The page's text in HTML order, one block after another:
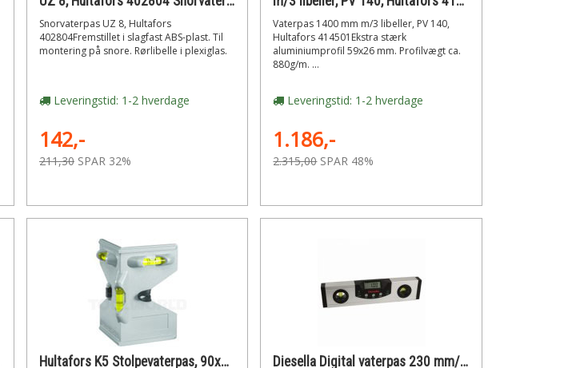
Snorvaterpas UZ 8, Hultafors
402804Fremstillet i slagfast ABS-plast. Til
montering på snore. Rørlibelle i plexiglas.
Leveringstid: 1-2 hverdage
142,-
211,30 SPAR 32%
Vaterpas 1400 mm m/3 libeller, PV 140,
Hultafors 414501Ekstra stærk
aluminiumprofil 59x26 mm. Profilvægt ca.
880g/m. ...
Leveringstid: 1-2 hverdage
1.186,-
2.315,00 SPAR 48%
Hultafors K5 Stolpevaterpas, 90x140 mm Diesella Digital vaterpas 230 mm/0,05° med +-laser- og led lys